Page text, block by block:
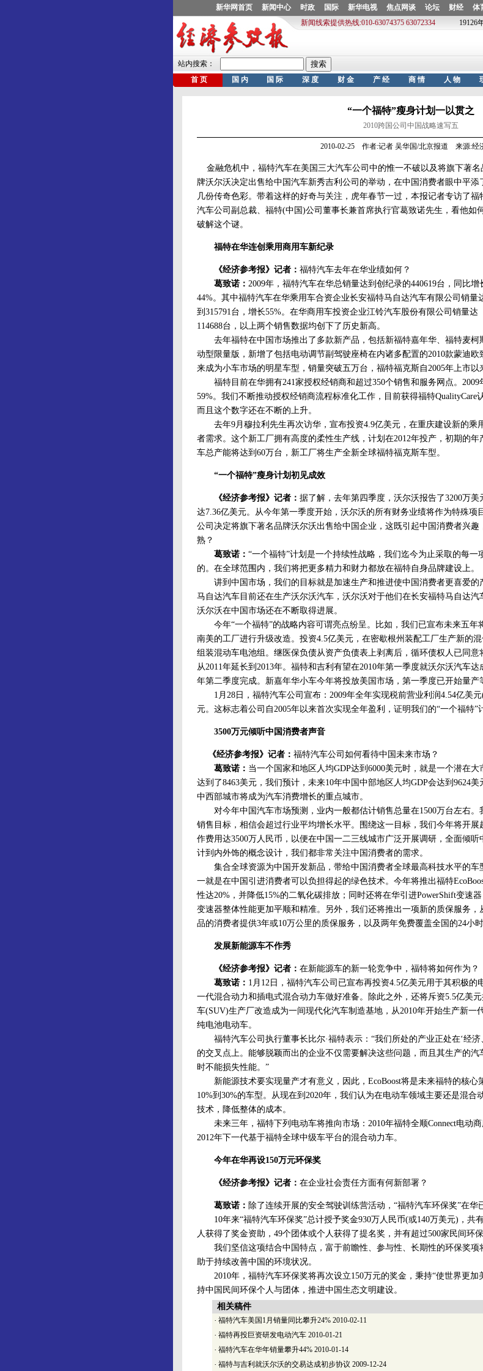
“一个福特”瘦身计划一以贯之
2010跨国公司中国战略速写五
2010-02-25 作者:记者 吴华国/北京报道 来源:经
金融危机中，福特汽车在美国三大汽车公司中的惟一不破以及将旗下著名
牌沃尔沃决定出售给中国汽车新秀吉利公司的举动，在中国消费者眼中平添
几份传奇色彩。带着这样的好奇与关注，虎年春节一过，本报记者专访了福
汽车公司副总裁、福特(中国)公司董事长兼首席执行官葛致诺先生，看他如
破解这个谜。
福特在华连创乘用商用车新纪录
《经济参考报》记者： 福特汽车去年在华业绩如何？
葛致诺： 2009年，福特汽车在华总销量达到创纪录的440619台，同比增
44%。其中福特汽车在华乘用车合资企业长安福特马自达汽车有限公司销量
到315791台，增长55%。在华商用车投资企业江铃汽车股份有限公司销量达
114688台，以上两个销售数据均创下了历史新高。
去年福特在中国市场推出了多款新产品，包括新福特嘉年华、福特麦柯
动型限量版，新增了包括电动调节副驾驶座椅在内诸多配置的2010款蒙迪
来成为小车市场的明星车型，销量突破五万台，福特福克斯自2005年上市以
福特目前在华拥有241家授权经销商和超过350个销售和服务网点。2009
59%。我们不断推动授权经销商流程标准化工作，目前获得福特QualityCare
而且这个数字还在不断的上升。
去年9月穆拉利先生再次访华，宣布投资4.9亿美元，在重庆建设新的乘
者需求。这个新工厂拥有高度的柔性生产线，计划在2012年投产，初期的
车总产能将达到60万台，新工厂将生产全新全球福特福克斯车型。
“一个福特”瘦身计划初见成效
《经济参考报》记者： 据了解，去年第四季度，沃尔沃报告了3200万
达7.36亿美元。从今年第一季度开始，沃尔沃的所有财务业绩将作为特殊项
公司决定将旗下著名品牌沃尔沃出售给中国企业，这既引起中国消费者兴趣
熟？
葛致诺： “一个福特”计划是一个持续性战略，我们迄今为止采取的每一
的。在全球范围内，我们将把更多精力和财力都放在福特自身品牌建设上。
讲到中国市场，我们的目标就是加速生产和推进使中国消费者更喜爱的
马自达汽车目前还在生产沃尔沃汽车，沃尔沃对于他们在长安福特马自达
沃尔沃在中国市场还在不断取得进展。
今年“一个福特”的战略内容可谓亮点纷呈。比如，我们已宣布未来五年
南美的工厂进行升级改造。投资4.5亿美元，在密歇根州装配工厂生产新的
组装混动车电池组。继医保负债从资产负债表上剥离后，循环债权人已同
从2011年延长到2013年。福特和吉利有望在2010年第一季度就沃尔沃汽车
年第二季度完成。新嘉年华小车今年将投放美国市场，第一季度已开始量产
1月28日，福特汽车公司宣布：2009年全年实现税前营业利润4.54亿美
元。这标志着公司自2005年以来首次实现全年盈利，证明我们的“一个福特”
3500万元倾听中国消费者声音
《经济参考报》记者： 福特汽车公司如何看待中国未来市场？
葛致诺： 当一个国家和地区人均GDP达到6000美元时，就是一个潜在
达到了8463美元，我们预计，未来10年中国中部地区人均GDP会达到9624
中西部城市将成为汽车消费增长的重点城市。
对今年中国汽车市场预测，业内一般都估计销售总量在1500万台左右。
销售目标，相信会超过行业平均增长水平。围绕这一目标，我们今年将开
作费用达3500万人民币，以便在中国一二三线城市广泛开展调研，全面倾
计到内外饰的概念设计，我们都非常关注中国消费者的需求。
集合全球资源为中国开发新品，带给中国消费者全球最高科技水平的车
一就是在中国引进消费者可以负担得起的绿色技术。今年将推出福特
性达20%，并降低15%的二氧化碳排放；同时还将在华引进PowerShift变速
变速器整体性能更加平顺和精准。另外，我们还将推出一项新的质保服务
品的消费者提供3年或10万公里的质保服务，以及两年免费覆盖全国的24小
发展新能源车不作秀
《经济参考报》记者： 在新能源车的新一轮竞争中，福特将如何作为？
葛致诺： 1月12日，福特汽车公司已宣布再投资4.5亿美元用于其积极的
一代混合动力和插电式混合动力车做好准备。除此之外，还将斥资5.5亿美
车(SUV)生产厂改造成为一间现代化汽车制造基地，从2010年开始生产新一
纯电池电动车。
福特汽车公司执行董事长比尔·福特表示：“我们所处的产业正处在‘经济
的交叉点上。能够脱颖而出的企业不仅需要解决这些问题，而且其生产的
时不能损失性能。”
新能源技术要实现量产才有意义，因此，EcoBoost将是未来福特的核心
10%到30%的车型。从现在到2020年，我们认为在电动车领域主要还是混
技术，降低整体的成本。
未来三年，福特下列电动车将推向市场：2010年福特全顺Connect电动商
2012年下一代基于福特全球中级车平台的混合动力车。
今年在华再设150万元环保奖
《经济参考报》记者： 在企业社会责任方面有何新部署？
葛致诺： 除了连续开展的安全驾驶训练营活动，“福特汽车环保奖”在华
10年来“福特汽车环保奖”总计授予奖金930万人民币(或140万美元)，共
人获得了奖金资助，49个团体或个人获得了提名奖，并有超过500家民间环
我们坚信这项结合中国特点，富于前瞻性、参与性、长期性的环保奖项
助于持续改善中国的环境状况。
2010年，福特汽车环保奖将再次设立150万元的奖金，秉持“使世界更加
持中国民间环保个人与团体，推进中国生态文明建设。
相关稿件
· 福特汽车美国1月销量同比攀升24% 2010-02-11
· 福特再投巨资研发电动汽车 2010-01-21
· 福特汽车在华年销量攀升44% 2010-01-14
· 福特与吉利就沃尔沃的交易达成初步协议 2009-12-24